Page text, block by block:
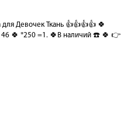
Девочек Ткань 👍👍👍👍 🍀
🍀 *250 =1. 🍀В наличий ☎️ 🍀 👉